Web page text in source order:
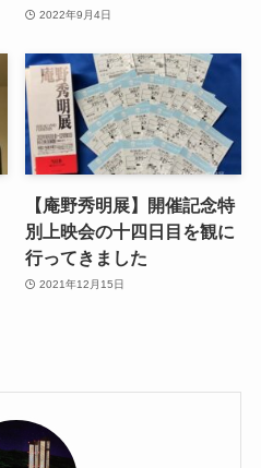
2022年9月4日
【庵野秀明展】開催記念特
別上映会の十四日目を観に
行ってきました
2021年12月15日